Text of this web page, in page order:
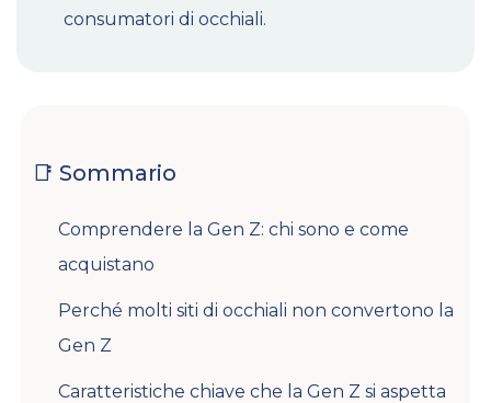
consumatori di occhiali.
📑 Sommario
Comprendere la Gen Z: chi sono e come
acquistano
Perché molti siti di occhiali non convertono la
Gen Z
Caratteristiche chiave che la Gen Z si aspetta